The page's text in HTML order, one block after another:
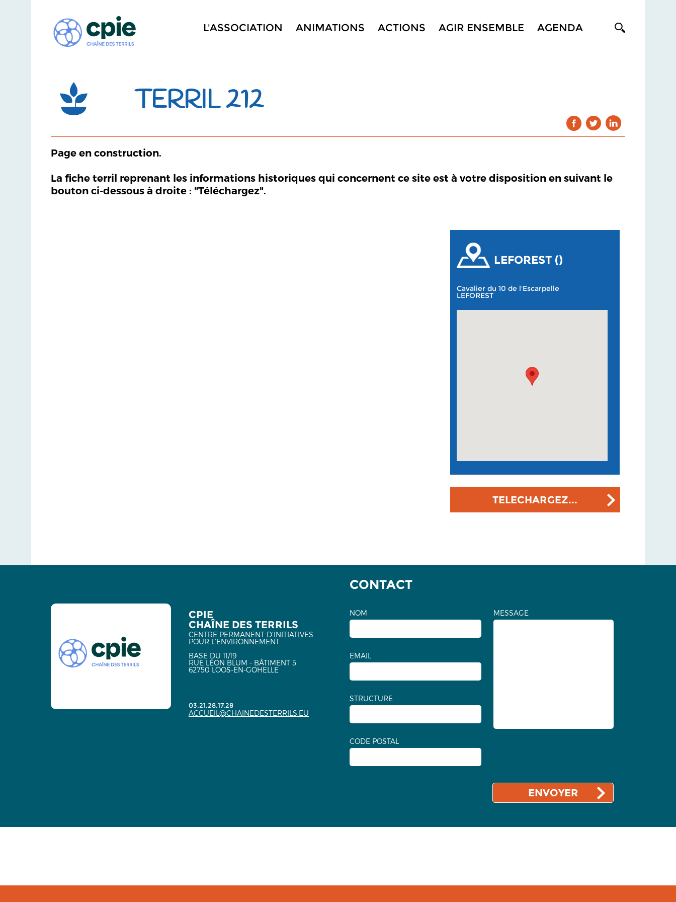
L'ASSOCIATION ANIMATIONS ACTIONS AGIR ENSEMBLE AGENDA
TERRIL 212
Page en construction.
La fiche terril reprenant les informations historiques qui concernent ce site est à votre disposition en suivant le
bouton ci-dessous à droite : "Téléchargez".
LEFOREST ()
Cavalier du 10 de l'Escarpelle
LEFOREST
TELECHARGEZ...
CPIE
CHAÎNE DES TERRILS
CENTRE PERMANENT D'INITIATIVES
POUR L'ENVIRONNEMENT
BASE DU 11/19
RUE LÉON BLUM - BÂTIMENT 5
62750 LOOS-EN-GOHELLE
03.21.28.17.28
ACCUEIL@CHAINEDESTERRILS.EU
CONTACT
NOM
EMAIL
STRUCTURE
CODE POSTAL
MESSAGE